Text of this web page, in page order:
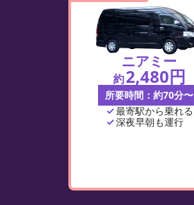
ニアミー
約2,480円
所要時間：約70分〜
最寄駅から乗れる
深夜早朝も運行